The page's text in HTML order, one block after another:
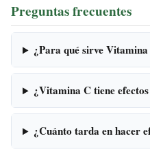
Preguntas frecuentes
¿Para qué sirve
¿Vitamina C tiene
¿Cuánto tarda en hacer